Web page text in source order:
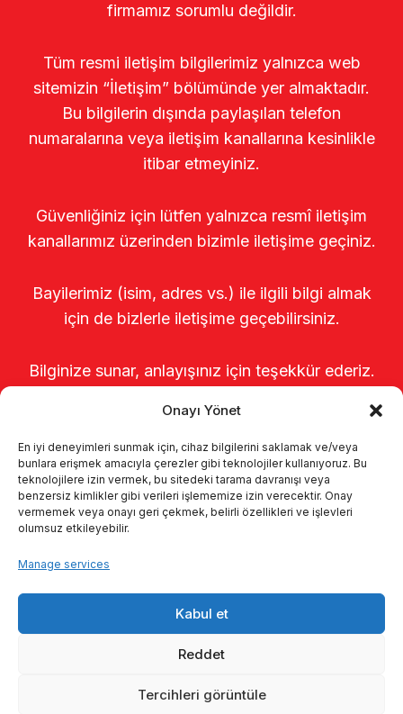
Onayı Yönet
En iyi deneyimleri sunmak için, cihaz bilgilerini saklamak ve/veya
bunlara erişmek amacıyla çerezler gibi teknolojiler kullanıyoruz. Bu
teknolojilere izin vermek, bu sitedeki tarama davranışı veya
benzersiz kimlikler gibi verileri işlememize izin verecektir. Onay
vermemek veya onayı geri çekmek, belirli özellikleri ve işlevleri
olumsuz etkileyebilir.
Manage services
Kabul et
Reddet
Tercihleri görüntüle
firmamız sorumlu değildir.
Tüm resmi iletişim bilgilerimiz yalnızca web
sitemizin “İletişim” bölümünde yer almaktadır.
Bu bilgilerin dışında paylaşılan telefon
numaralarına veya iletişim kanallarına kesinlikle
itibar etmeyiniz.
Güvenliğiniz için lütfen yalnızca resmî iletişim
kanallarımız üzerinden bizimle iletişime geçiniz.
Bayilerimiz (isim, adres vs.) ile ilgili bilgi almak
için de bizlerle iletişime geçebilirsiniz.
Bilginize sunar, anlayışınız için teşekkür ederiz.
Kalite politikamız
© 2026 Enka Tarım